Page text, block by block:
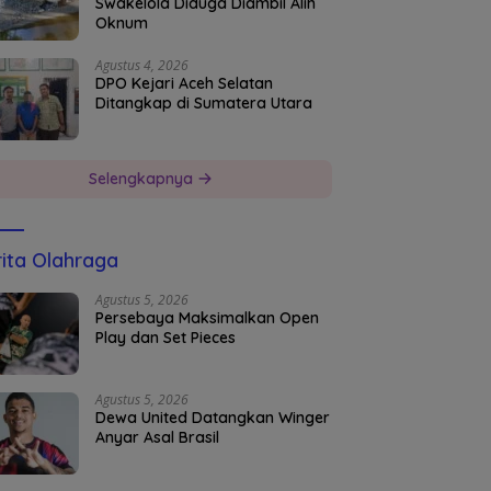
Oknum
Agustus 4, 2026
DPO Kejari Aceh Selatan
Ditangkap di Sumatera Utara
Selengkapnya
Olahraga
Agustus 5, 2026
Persebaya Maksimalkan Open
Play dan Set Pieces
Agustus 5, 2026
Dewa United Datangkan Winger
Anyar Asal Brasil